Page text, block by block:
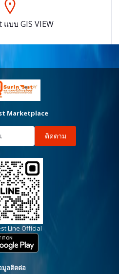
บบ GIS VIEW
Marketplace
ติดตาม
Line Official
มูลติดต่อ